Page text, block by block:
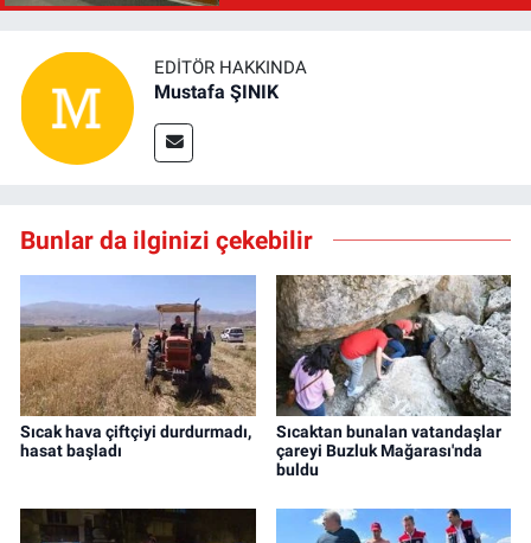
EDITÖR HAKKINDA
Mustafa ŞINIK
Bunlar da ilginizi çekebilir
Sıcak hava çiftçiyi durdurmadı,
hasat başladı
Sıcaktan bunalan vatandaşlar
çareyi Buzluk Mağarası'nda
buldu